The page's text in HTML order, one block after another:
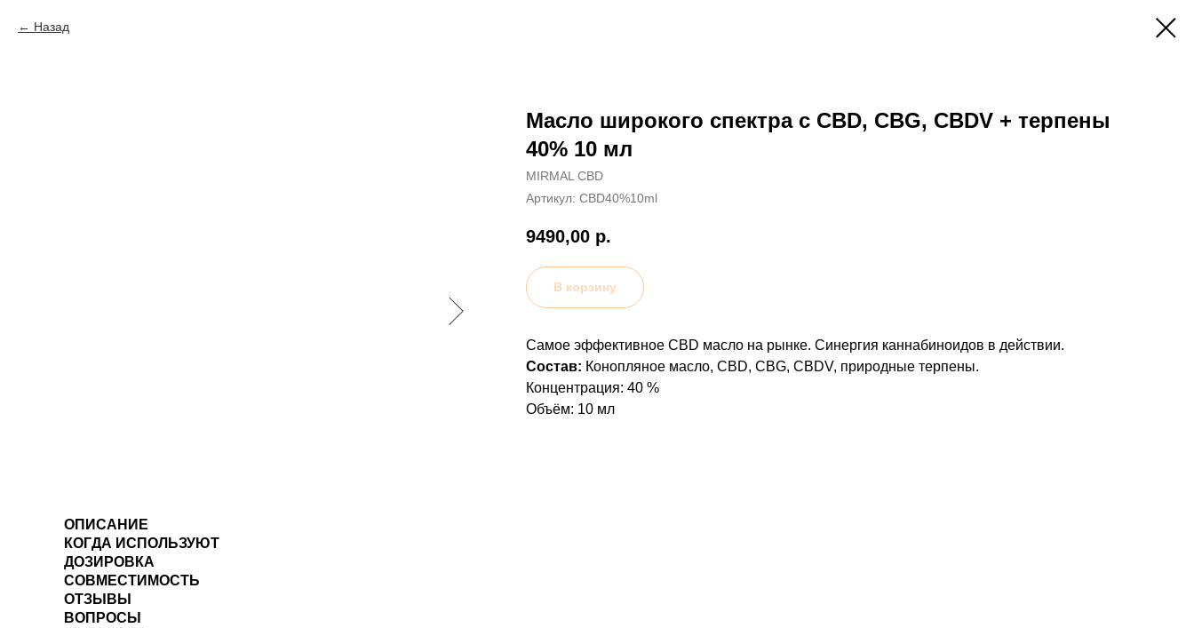
Назад
Масло широкого спектра с CBD, CBG, CBDV + терпены
40% 10 мл
MIRMAL CBD
Артикул: CBD40%10ml
9490,00 р.
В корзину
Самое эффективное CBD масло на рынке. Синергия каннабиноидов в действии.
Состав: Конопляное масло, CBD, CBG, CBDV, природные терпены.
Концентрация: 40 %
Объём: 10 мл
ОПИСАНИЕ
КОГДА ИСПОЛЬЗУЮТ
ДОЗИРОВКА
СОВМЕСТИМОСТЬ
ОТЗЫВЫ
ВОПРОСЫ